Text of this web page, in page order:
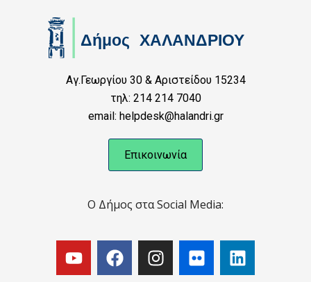
Αγ.Γεωργίου 30 & Αριστείδου 15234
τηλ: 214 214 7040
email: helpdesk@halandri.gr
Επικοινωνία
Ο Δήμος στα Social Media: